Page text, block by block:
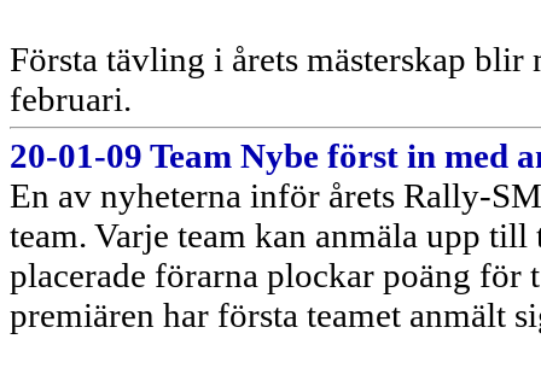
Första tävling i årets mästerskap
februari.
20-01-09 Team Nybe först in med
En av nyheterna inför årets Rally-
team. Varje team kan anmäla upp
placerade förarna plockar poäng
premiären har första teamet anmält